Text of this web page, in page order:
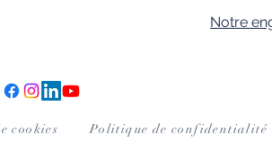
Notre
cookies Politique de confidentialité